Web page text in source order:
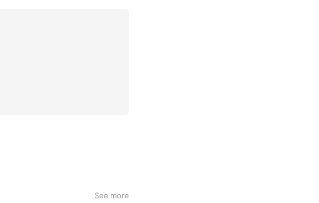
See more